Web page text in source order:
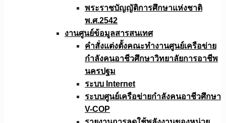
พระราชบัญญัติการศึกษาแห่งชาติ
พ.ศ.2542
งานศูนย์ข้อมูลสารสนเทศ
คำสั่งแต่งตั้งคณะทำงานศูนย์เครือข่าย
กำลังคนอาชีวศึกษาวิทยาลัยการอาชีพ
นครปฐม
ระบบ Internet
ระบบศูนย์เครือข่ายกำลังคนอาชีวศึกษา
V-COP